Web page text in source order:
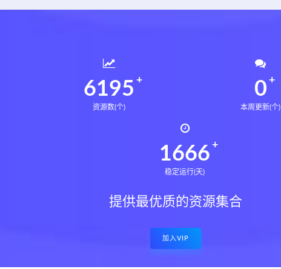
6235
资源数(个)
0
本周更新(个)
1677
稳定运行(天)
提供最优质的资源集合
加入VIP